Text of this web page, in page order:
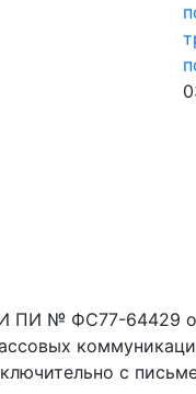
ПИ № ФС77-64429
с